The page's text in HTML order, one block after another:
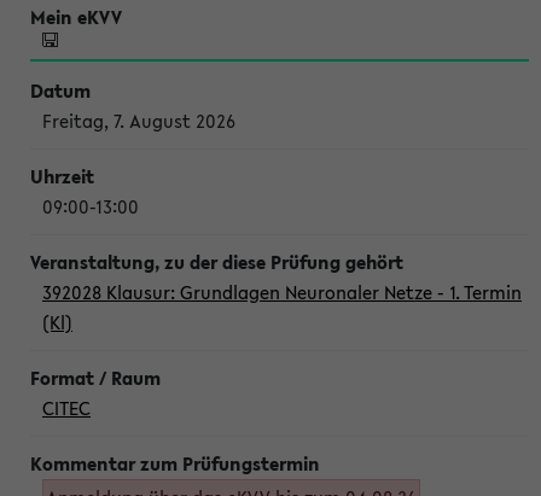
Freitag, 7. August 2026
09:00-13:00
392028 Klausur: Grundlagen Neuronaler Netze - 1. Termin
(Kl)
CITEC